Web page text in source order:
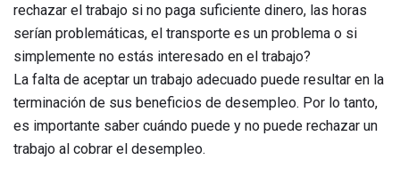
rechazar el trabajo si no paga suficiente dinero, las horas
serían problemáticas, el transporte es un problema o si
simplemente no estás interesado en el trabajo?
La falta de aceptar un trabajo adecuado puede resultar en la
terminación de sus beneficios de desempleo. Por lo tanto,
es importante saber cuándo puede y no puede rechazar un
trabajo al cobrar el desempleo.